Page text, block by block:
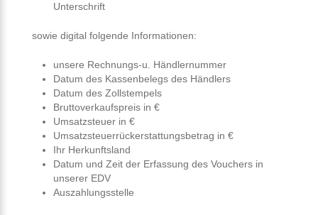
Unterschrift
sowie digital folgende Informationen:
unsere Rechnungs-u. Händlernummer
Datum des Kassenbelegs des Händlers
Datum des Zollstempels
Bruttoverkaufspreis in €
Umsatzsteuer in €
Umsatzsteuerrückerstattungsbetrag in €
Ihr Herkunftsland
Datum und Zeit der Erfassung des Vouchers in
unserer EDV
Auszahlungsstelle